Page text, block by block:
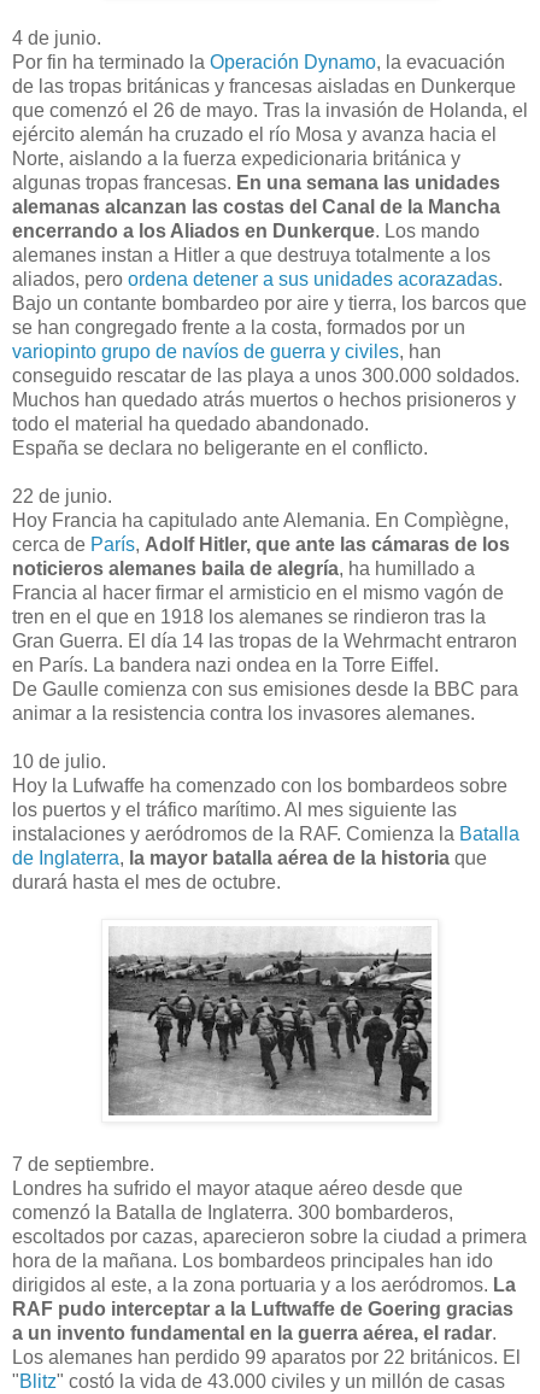
4 de junio.
Por fin ha terminado la Operación Dynamo, la evacuación
de las tropas británicas y francesas aisladas en Dunkerque
que comenzó el 26 de mayo. Tras la invasión de Holanda, el
ejército alemán ha cruzado el río Mosa y avanza hacia el
Norte, aislando a la fuerza expedicionaria británica y
algunas tropas francesas. En una semana las unidades
alemanas alcanzan las costas del Canal de la Mancha
encerrando a los Aliados en Dunkerque. Los mando
alemanes instan a Hitler a que destruya totalmente a los
aliados, pero ordena detener a sus unidades acorazadas.
Bajo un contante bombardeo por aire y tierra, los barcos que
se han congregado frente a la costa, formados por un
variopinto grupo de navíos de guerra y civiles, han
conseguido rescatar de las playa a unos 300.000 soldados.
Muchos han quedado atrás muertos o hechos prisioneros y
todo el material ha quedado abandonado.
España se declara no beligerante en el conflicto.
22 de junio.
Hoy Francia ha capitulado ante Alemania. En Compìègne,
cerca de París, Adolf Hitler, que ante las cámaras de los
noticieros alemanes baila de alegría, ha humillado a
Francia al hacer firmar el armisticio en el mismo vagón de
tren en el que en 1918 los alemanes se rindieron tras la
Gran Guerra. El día 14 las tropas de la Wehrmacht entraron
en París. La bandera nazi ondea en la Torre Eiffel.
De Gaulle comienza con sus emisiones desde la BBC para
animar a la resistencia contra los invasores alemanes.
10 de julio.
Hoy la Lufwaffe ha comenzado con los bombardeos sobre
los puertos y el tráfico marítimo. Al mes siguiente las
instalaciones y aeródromos de la RAF. Comienza la Batalla
de Inglaterra, la mayor batalla aérea de la historia que
durará hasta el mes de octubre.
7 de septiembre.
Londres ha sufrido el mayor ataque aéreo desde que
comenzó la Batalla de Inglaterra. 300 bombarderos,
escoltados por cazas, aparecieron sobre la ciudad a primera
hora de la mañana. Los bombardeos principales han ido
dirigidos al este, a la zona portuaria y a los aeródromos. La
RAF pudo interceptar a la Luftwaffe de Goering gracias
a un invento fundamental en la guerra aérea, el radar.
Los alemanes han perdido 99 aparatos por 22 británicos. El
"Blitz" costó la vida de 43.000 civiles y un millón de casas